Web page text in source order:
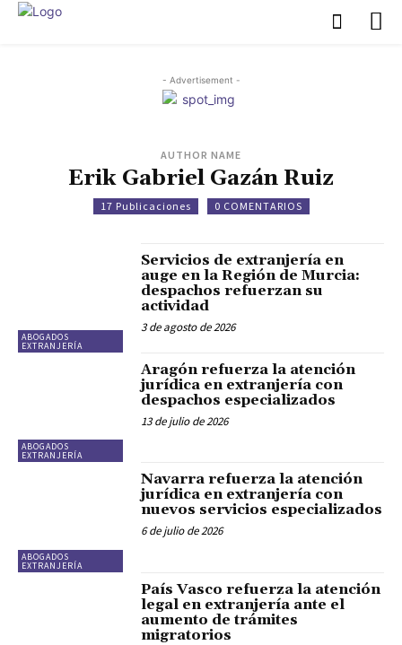
- Advertisement -
AUTHOR NAME
Erik Gabriel Gazán Ruiz
17 Publicaciones 0 COMENTARIOS
ABOGADOS
EXTRANJERÍA
Servicios de extranjería en
auge en la Región de Murcia:
despachos refuerzan su
actividad
3 de agosto de 2026
ABOGADOS
EXTRANJERÍA
Aragón refuerza la atención
jurídica en extranjería con
despachos especializados
13 de julio de 2026
ABOGADOS
EXTRANJERÍA
Navarra refuerza la atención
jurídica en extranjería con
nuevos servicios especializados
6 de julio de 2026
País Vasco refuerza la atención
legal en extranjería ante el
aumento de trámites
migratorios